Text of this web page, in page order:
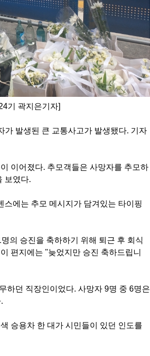
기 곽지은기자]
가 발생된 큰 교통사고가 발생됐다. 기자
이어졌다. 추모객들은 사망자를 추모하
보였다.
에는 추모 메시지가 담겨있는 타이핑
의 승진을 축하하기 위해 퇴근 후 회식
편지에는 "늦었지만 승진 축하드립니
하던 직장인이었다. 사망자 9명 중 6명은
승용차 한 대가 시민들이 있던 인도를